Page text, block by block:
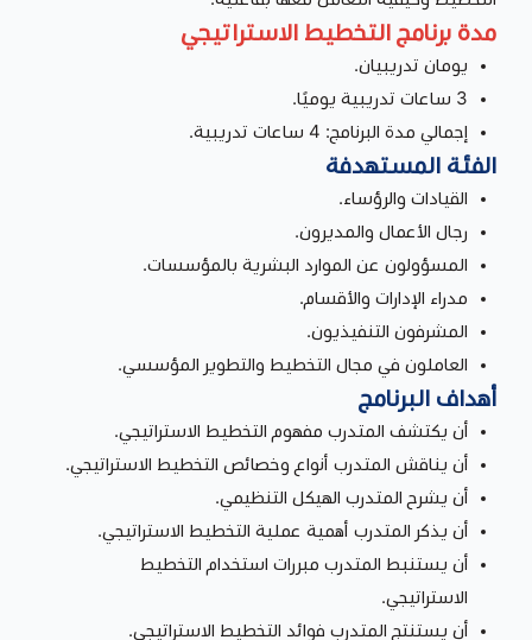
مدة برنامج التخطيط الاستراتيجي
يومان تدريبيان.
3 ساعات تدريبية يوميًا.
إجمالي مدة البرنامج: 4 ساعات تدريبية.
الفئة المستهدفة
القيادات والرؤساء.
رجال الأعمال والمديرون.
المسؤولون عن الموارد البشرية بالمؤسسات.
مدراء الإدارات والأقسام.
المشرفون التنفيذيون.
العاملون في مجال التخطيط والتطوير المؤسسي.
أهداف البرنامج
أن يكتشف المتدرب مفهوم التخطيط الاستراتيجي.
أن يناقش المتدرب أنواع وخصائص التخطيط الاستراتيجي.
أن يشرح المتدرب الهيكل التنظيمي.
أن يذكر المتدرب أهمية عملية التخطيط الاستراتيجي.
أن يستنبط المتدرب مبررات استخدام التخطيط
الاستراتيجي.
أن يستنتج المتدرب فوائد التخطيط الاستراتيجي.